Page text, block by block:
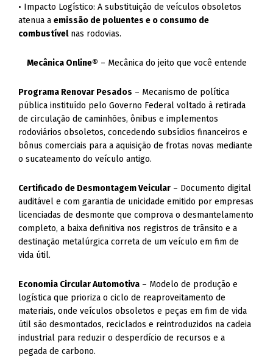
• Impacto Logístico: A substituição de veículos obsoletos
atenua aemissão de poluentes e o consumo de
combustívelnas rodovias.
Mecânica Online® – Mecânica do jeito que você entende
Programa Renovar Pesados – Mecanismo de política
pública instituído pelo Governo Federal voltado à retirada
de circulação de caminhões, ônibus e implementos
rodoviários obsoletos, concedendo subsídios financeiros e
bônus comerciais para a aquisição de frotas novas mediante
o sucateamento do veículo antigo.
Certificado de Desmontagem Veicular – Documento digital
auditável e com garantia de unicidade emitido por empresas
licenciadas de desmonte que comprova o desmantelamento
completo, a baixa definitiva nos registros de trânsito e a
destinação metalúrgica correta de um veículo em fim de
vida útil.
Economia Circular Automotiva – Modelo de produção e
logística que prioriza o ciclo de reaproveitamento de
materiais, onde veículos obsoletos e peças em fim de vida
útil são desmontados, reciclados e reintroduzidos na cadeia
industrial para reduzir o desperdício de recursos e a
pegada de carbono.